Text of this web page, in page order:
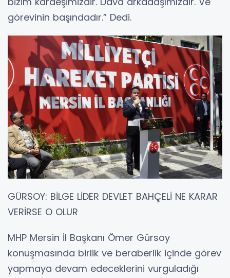
görevinin başındadır.” Dedi.
GÜRSOY: BİLGE LİDER DEVLET BAHÇELİ NE KARAR
VERİRSE O OLUR
MHP Mersin İl Başkanı Ömer Gürsoy
konuşmasında birlik ve beraberlik içinde görev
yapmaya devam edeceklerini vurguladığı